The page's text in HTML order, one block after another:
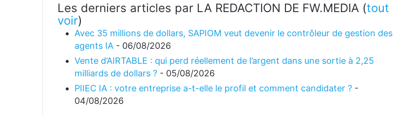
Les derniers articles par LA REDACTION DE FW.MEDIA (tout
voir)
Avec 35 millions de dollars, SAPIOM veut devenir le contrôleur de gestion des
agents IA - 06/08/2026
Vente d’AIRTABLE : qui perd réellement de l’argent dans une sortie à 2,25
milliards de dollars ? - 05/08/2026
PIIEC IA : votre entreprise a-t-elle le profil et comment candidater ? -
04/08/2026